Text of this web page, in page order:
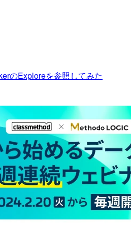
のExploreを参照してみた